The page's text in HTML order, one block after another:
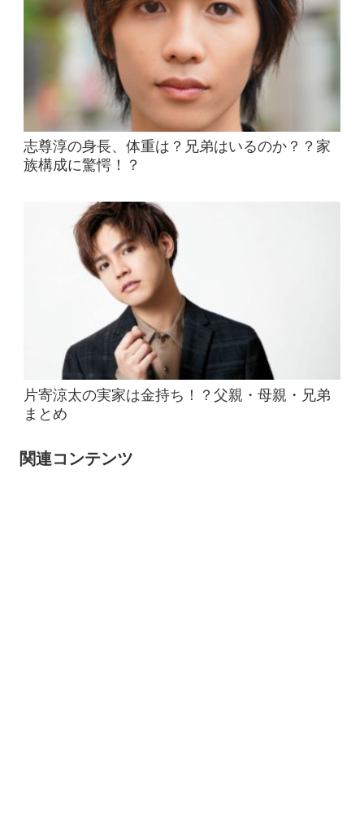
志尊淳の身長、体重は？兄弟はいるのか？？家
族構成に驚愕！？
片寄涼太の実家は金持ち！？父親・母親・兄弟
まとめ
関連コンテンツ